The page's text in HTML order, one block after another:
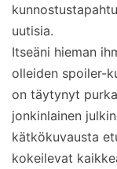
uutisia.
Itseäni hieman
olleiden spoiler-
on täytynyt
jonkinlainen
kätkökuvausta
kokeilevat